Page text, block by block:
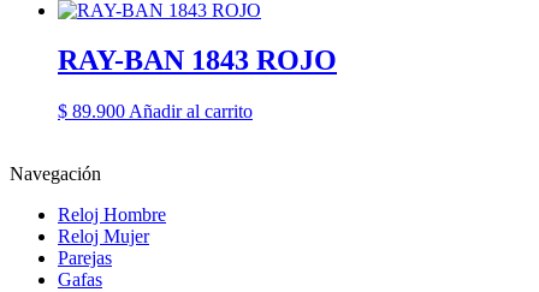
RAY-BAN 1843 ROJO
$ 89.900 Añadir al carrito
Navegación
Reloj Hombre
Reloj Mujer
Parejas
Gafas